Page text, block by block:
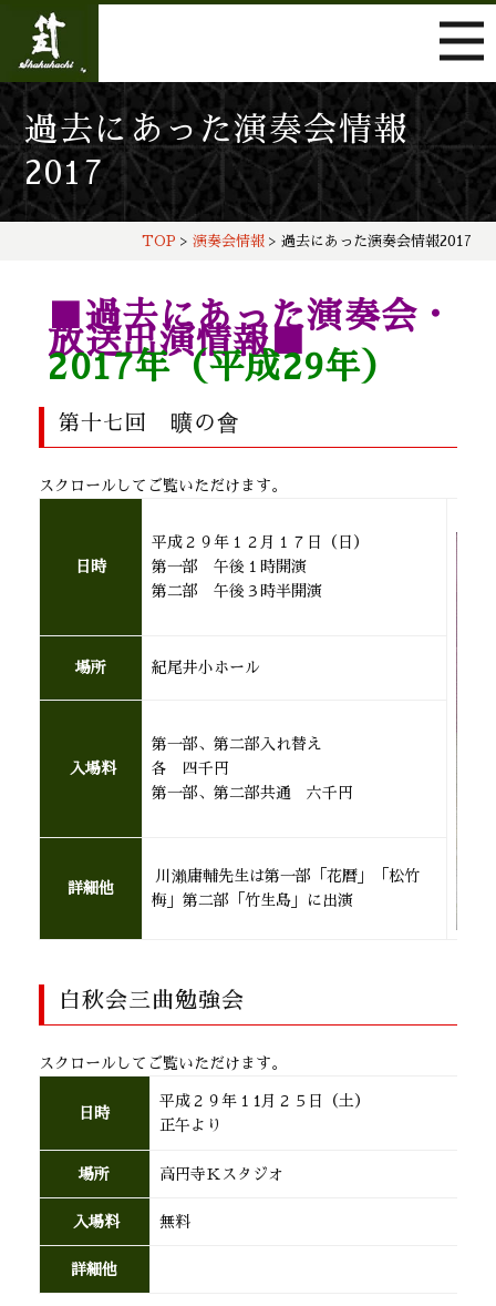
過去にあった演奏会情報
2017
TOP > 演奏会情報> 過去にあった演奏会情報2017
■過去にあった演奏会・
放送出演情報■
2017年（平成29年）
第十七回 曠の會
スクロールしてご覧いただけます。
日時
平成２９年１２月１７日（日）
第一部 午後１時開演
第二部 午後３時半開演
場所 紀尾井小ホール
入場料
第一部、第二部入れ替え
各 四千円
第一部、第二部共通 六千円
詳細他
川瀨庸輔先生は第一部「花暦」「松竹
梅」第二部「竹生島」に出演
白秋会三曲勉強会
スクロールしてご覧いただけます。
日時
平成２９年１1月２５日（土）
正午より
場所 高円寺Ｋスタジオ
入場料 無料
詳細他